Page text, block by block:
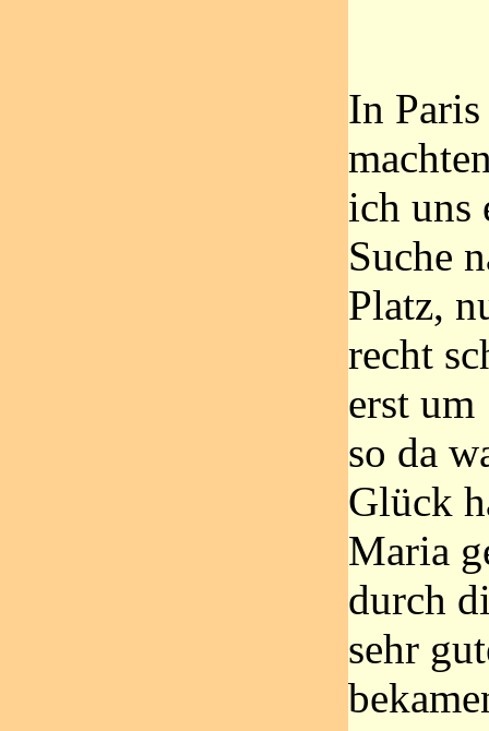
In
ich uns
Suche
Platz,
recht
erst
so da
Glück
Maria
durch
sehr